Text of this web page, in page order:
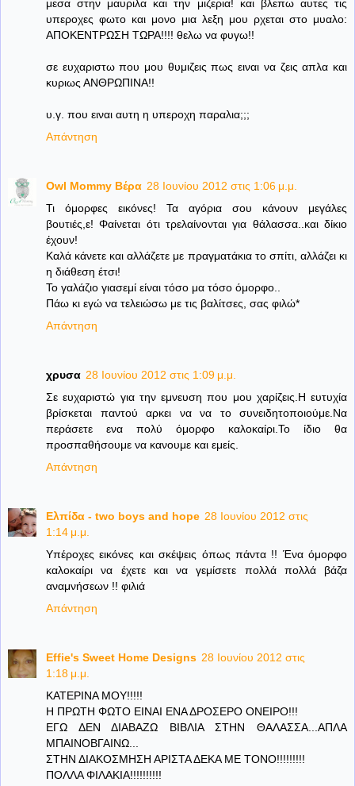
μεσα στην μαυριλα και την μιζερια! και βλεπω αυτες τις
υπεροχες φωτο και μονο μια λεξη μου ρχεται στο μυαλο:
ΑΠΟΚΕΝΤΡΩΣΗ ΤΩΡΑ!!!! θελω να φυγω!!
σε ευχαριστω που μου θυμιζεις πως ειναι να ζεις απλα και
κυριως ΑΝΘΡΩΠΙΝΑ!!
υ.γ. που ειναι αυτη η υπεροχη παραλια;;;
Απάντηση
Owl Mommy Βέρα 28 Ιουνίου 2012 στις 1:06 μ.μ.
Τι όμορφες εικόνες! Τα αγόρια σου κάνουν μεγάλες
βουτιές,ε! Φαίνεται ότι τρελαίνονται για θάλασσα..και δίκιο
έχουν!
Καλά κάνετε και αλλάζετε με πραγματάκια το σπίτι, αλλάζει κι
η διάθεση έτσι!
Το γαλάζιο γιασεμί είναι τόσο μα τόσο όμορφο..
Πάω κι εγώ να τελειώσω με τις βαλίτσες, σας φιλώ*
Απάντηση
χρυσα 28 Ιουνίου 2012 στις 1:09 μ.μ.
Σε ευχαριστώ για την εμνευση που μου χαρίζεις.Η ευτυχία
βρίσκεται παντού αρκει να να το συνειδητοποιούμε.Να
περάσετε ενα πολύ όμορφο καλοκαίρι.Το ίδιο θα
προσπαθήσουμε να κανουμε και εμείς.
Απάντηση
Ελπίδα - two boys and hope 28 Ιουνίου 2012 στις
1:14 μ.μ.
Υπέροχες εικόνες και σκέψεις όπως πάντα !! Ένα όμορφο
καλοκαίρι να έχετε και να γεμίσετε πολλά πολλά βάζα
αναμνήσεων !! φιλιά
Απάντηση
Effie's Sweet Home Designs 28 Ιουνίου 2012 στις
1:18 μ.μ.
ΚΑΤΕΡΙΝΑ ΜΟΥ!!!!!
Η ΠΡΩΤΗ ΦΩΤΟ ΕΙΝΑΙ ΕΝΑ ΔΡΟΣΕΡΟ ΟΝΕΙΡΟ!!!
ΕΓΩ ΔΕΝ ΔΙΑΒΑΖΩ ΒΙΒΛΙΑ ΣΤΗΝ ΘΑΛΑΣΣΑ...ΑΠΛΑ
ΜΠΑΙΝΟΒΓΑΙΝΩ...
ΣΤΗΝ ΔΙΑΚΟΣΜΗΣΗ ΑΡΙΣΤΑ ΔΕΚΑ ΜΕ ΤΟΝΟ!!!!!!!!!
ΠΟΛΛΑ ΦΙΛΑΚΙΑ!!!!!!!!!!